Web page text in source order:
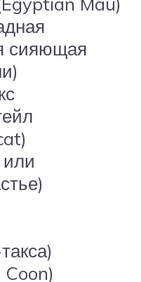
сияющая